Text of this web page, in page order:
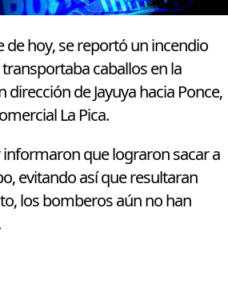
de hoy, se reportó un incendio
caballos en la
dirección de Jayuya hacia Ponce,
La Pica.
informaron que lograron sacar a
evitando así que resultaran
los bomberos aún no han